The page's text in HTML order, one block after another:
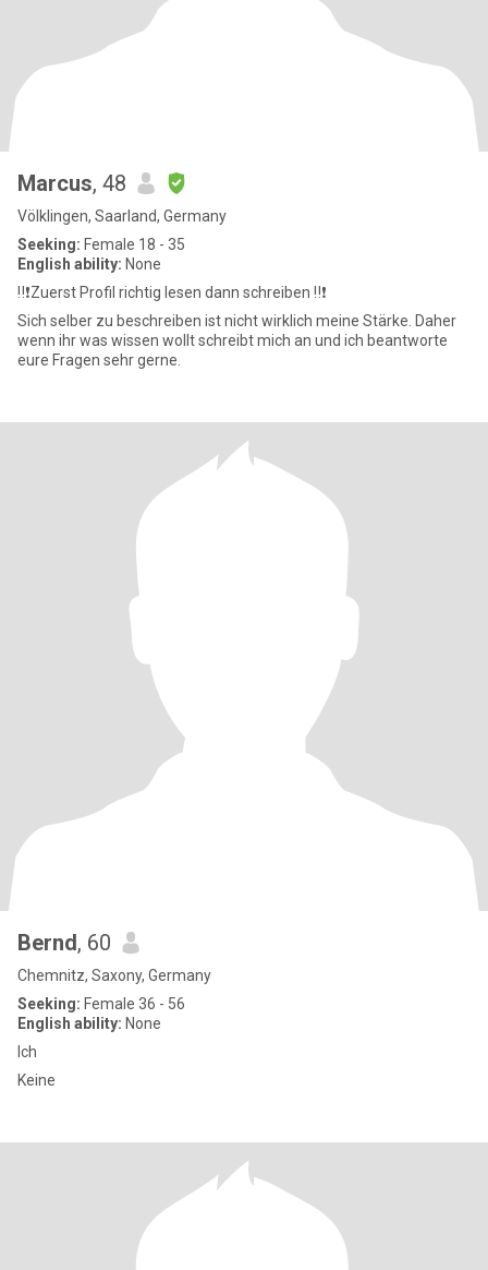
Marcus, 48
Völklingen, Saarland, Germany
Seeking: Female 18 - 35
English ability: None
‼️❗️Zuerst Profil richtig lesen dann schreiben ‼️❗
Sich selber zu beschreiben ist nicht wirklich meine Stärke. Daher
wenn ihr was wissen wollt schreibt mich an und ich beantworte
eure Fragen sehr gerne.
Bernd, 60
Chemnitz, Saxony, Germany
Seeking: Female 36 - 56
English ability: None
Ich
Keine